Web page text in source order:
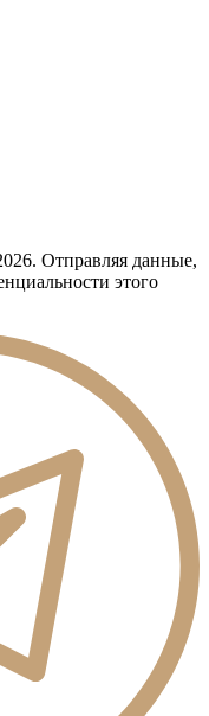
Отправляя данные,
этого